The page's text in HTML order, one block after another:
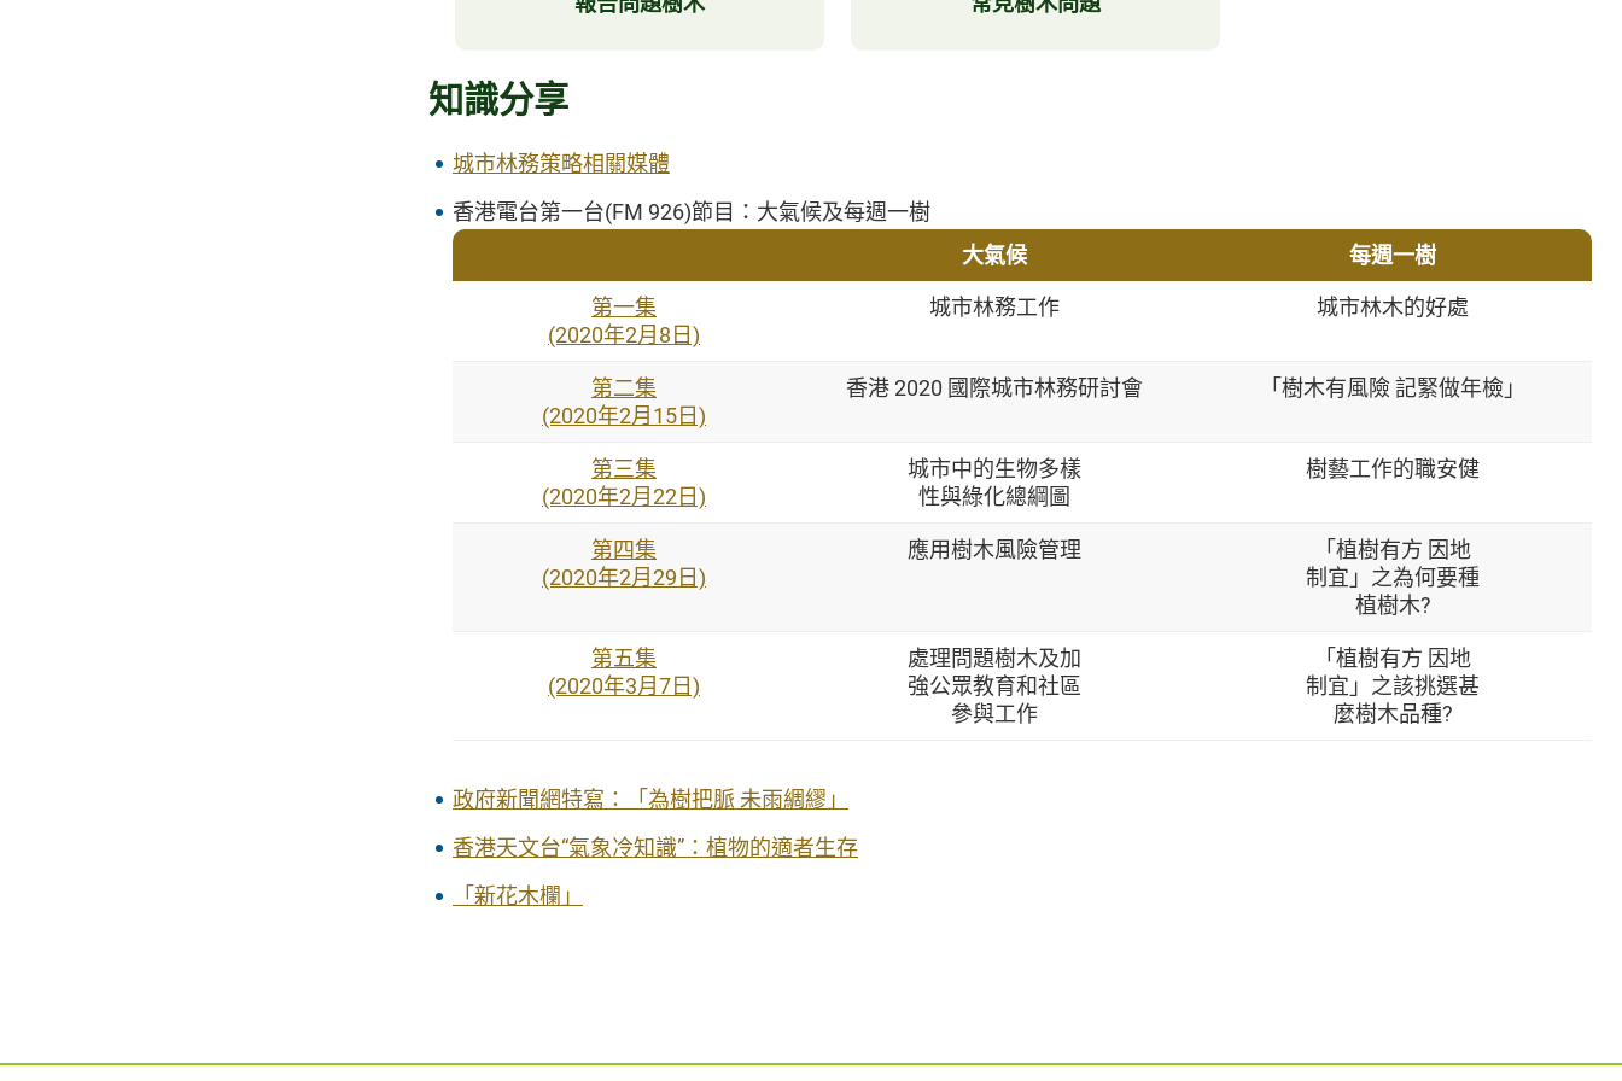
知識分享
城市林務策略相關媒體
香港電台第一台(FM 926)節目：大氣候及每週一樹
大氣候
每週一樹
第一集
(2020年2月8日)
城市林務工作 城市林木的好處
第二集
(2020年2月15日)
香港 2020 國際城市林務研討會 「樹木有風險 記緊做年檢」
第三集
(2020年2月22日)
城市中的生物多樣
性與綠化總綱圖
樹藝工作的職安健
第四集
(2020年2月29日)
應用樹木風險管理
「植樹有方 因地
制宜」之為何要種
植樹木?
第五集
(2020年3月7日)
處理問題樹木及加
強公眾教育和社區
參與工作
「植樹有方 因地
制宜」之該挑選甚
麼樹木品種?
政府新聞網特寫：「為樹把脈 未雨綢繆」
香港天文台“氣象冷知識”：植物的適者生存
「新花木欄」